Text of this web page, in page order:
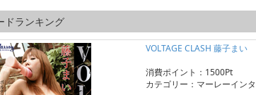
ドランキング
VOLTAGE CLASH 藤子まい
消費ポイント：1500Pt
カテゴリー：マーレーイン